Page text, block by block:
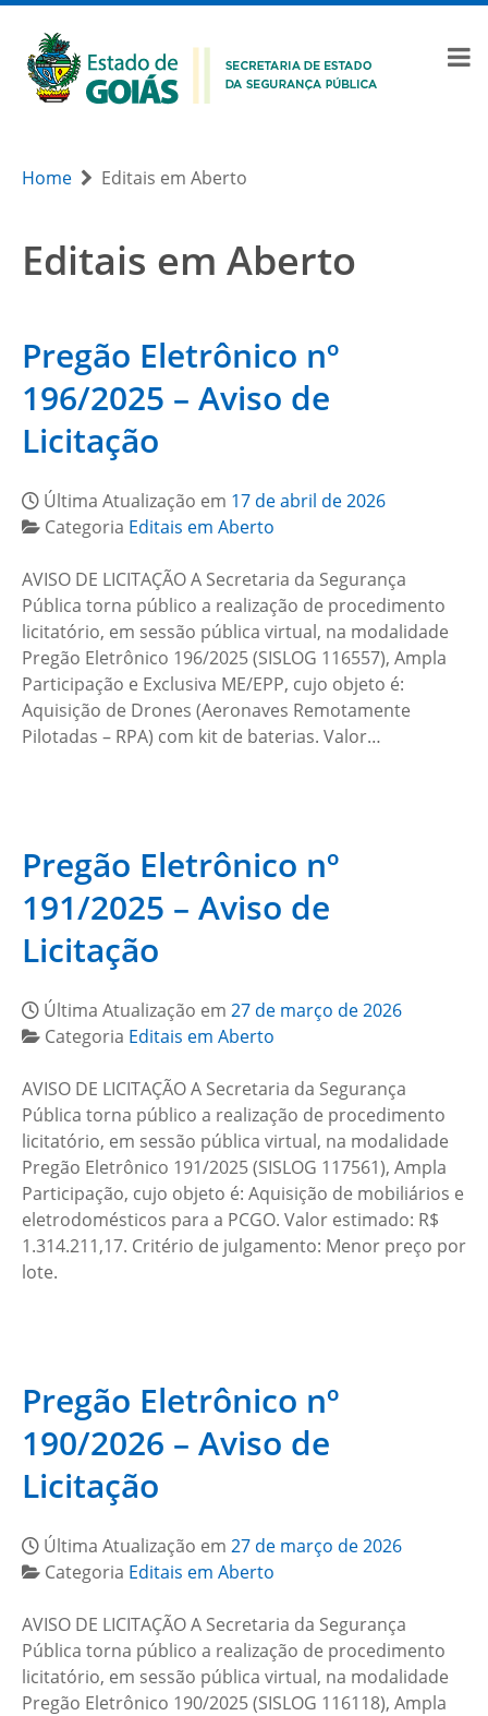
Home Editais em Aberto
Editais em Aberto
Pregão Eletrônico nº
196/2025 – Aviso de
Licitação
Última Atualização em 17 de abril de 2026
Categoria Editais em Aberto
AVISO DE LICITAÇÃO A Secretaria da Segurança
Pública torna público a realização de procedimento
licitatório, em sessão pública virtual, na modalidade
Pregão Eletrônico 196/2025 (SISLOG 116557), Ampla
Participação e Exclusiva ME/EPP, cujo objeto é:
Aquisição de Drones (Aeronaves Remotamente
Pilotadas – RPA) com kit de baterias. Valor…
Pregão Eletrônico nº
191/2025 – Aviso de
Licitação
Última Atualização em 27 de março de 2026
Categoria Editais em Aberto
AVISO DE LICITAÇÃO A Secretaria da Segurança
Pública torna público a realização de procedimento
licitatório, em sessão pública virtual, na modalidade
Pregão Eletrônico 191/2025 (SISLOG 117561), Ampla
Participação, cujo objeto é: Aquisição de mobiliários e
eletrodomésticos para a PCGO. Valor estimado: R$
1.314.211,17. Critério de julgamento: Menor preço por
lote.
Pregão Eletrônico nº
190/2026 – Aviso de
Licitação
Última Atualização em 27 de março de 2026
Categoria Editais em Aberto
AVISO DE LICITAÇÃO A Secretaria da Segurança
Pública torna público a realização de procedimento
licitatório, em sessão pública virtual, na modalidade
Pregão Eletrônico 190/2025 (SISLOG 116118), Ampla